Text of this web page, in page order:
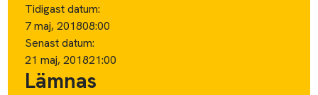
Tidigast datum:
7 maj, 201808:00
Senast datum:
21 maj, 201821:00
Lämnas